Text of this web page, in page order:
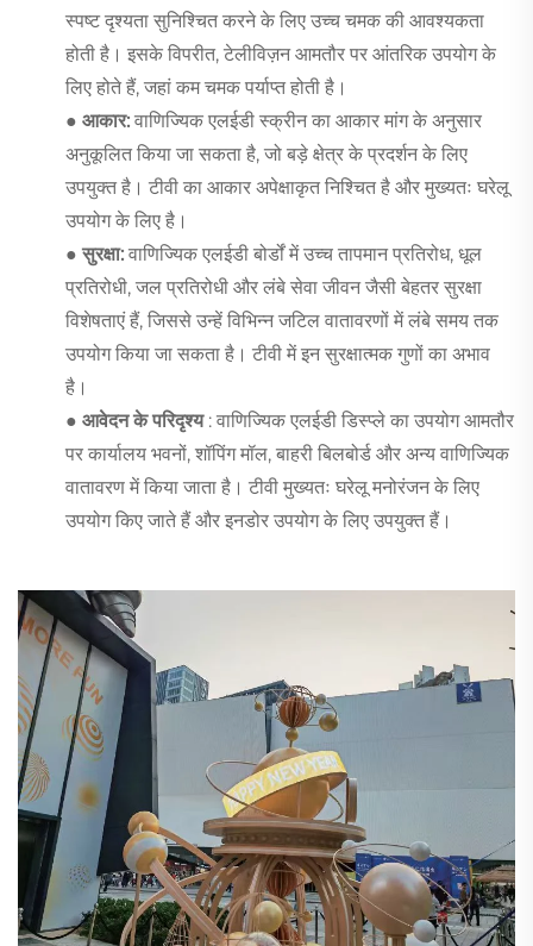
स्पष्ट दृश्यता सुनिश्चित करने के लिए उच्च चमक की आवश्यकता
होती है। इसके विपरीत, टेलीविज़न आमतौर पर आंतरिक उपयोग के
लिए होते हैं, जहां कम चमक पर्याप्त होती है।
● आकार: वाणिज्यिक एलईडी स्क्रीन का आकार मांग के अनुसार
अनुकूलित किया जा सकता है, जो बड़े क्षेत्र के प्रदर्शन के लिए
उपयुक्त है। टीवी का आकार अपेक्षाकृत निश्चित है और मुख्यतः घरेलू
उपयोग के लिए है।
● सुरक्षा: वाणिज्यिक एलईडी बोर्डों में उच्च तापमान प्रतिरोध, धूल
प्रतिरोधी, जल प्रतिरोधी और लंबे सेवा जीवन जैसी बेहतर सुरक्षा
विशेषताएं हैं, जिससे उन्हें विभिन्न जटिल वातावरणों में लंबे समय तक
उपयोग किया जा सकता है। टीवी में इन सुरक्षात्मक गुणों का अभाव
है।
● आवेदन के परिदृश्य : वाणिज्यिक एलईडी डिस्प्ले का उपयोग आमतौर
पर कार्यालय भवनों, शॉपिंग मॉल, बाहरी बिलबोर्ड और अन्य वाणिज्यिक
वातावरण में किया जाता है। टीवी मुख्यतः घरेलू मनोरंजन के लिए
उपयोग किए जाते हैं और इनडोर उपयोग के लिए उपयुक्त हैं।